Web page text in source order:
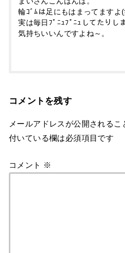
輪ｺﾞﾑは足にもはまってますよ(
実は毎日ﾌﾟﾆｭﾌﾟﾆｭしてたりし
気持ちいいんですよね～。
コメントを残す
メールアドレスが公開されるこ
付いている欄は必須項目です
コメント ※